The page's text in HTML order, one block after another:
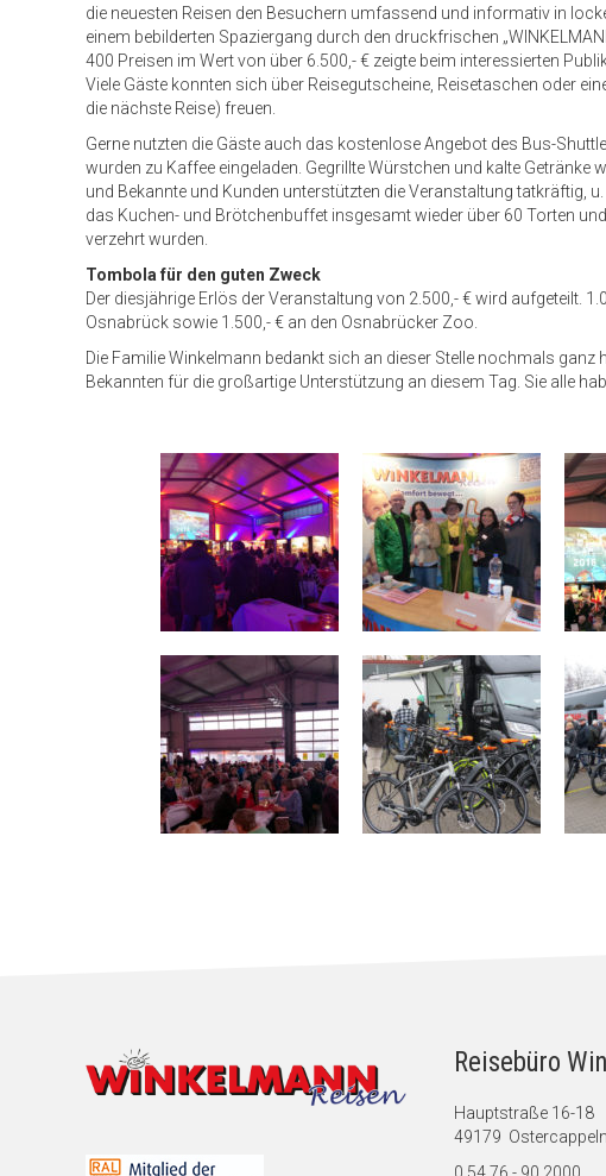
die neuesten Reisen den Besuchern umfassend und informativ in
einem bebilderten Spaziergang durch den druckfrischen
400 Preisen im Wert von über 6.500,- € zeigte beim interessierten
Viele Gäste konnten sich über Reisegutscheine, Reisetaschen oder
die nächste Reise) freuen.
Gerne nutzten die Gäste auch das kostenlose Angebot des Bus-
wurden zu Kaffee eingeladen. Gegrillte Würstchen und kalte Getränke
und Bekannte und Kunden unterstützten die Veranstaltung tatkräftig,
das Kuchen- und Brötchenbuffet insgesamt wieder über 60 Torten
verzehrt wurden.
Tombola für den guten Zweck
Der diesjährige Erlös der Veranstaltung von 2.500,- € wird aufgeteilt.
Osnabrück sowie 1.500,- € an den Osnabrücker Zoo.
Die Familie Winkelmann bedankt sich an dieser Stelle nochmals ganz
Bekannten für die großartige Unterstützung an diesem Tag. Sie alle
Reisebüro
Hauptstraße 16-18
49179
0 54 76 - 90 2000